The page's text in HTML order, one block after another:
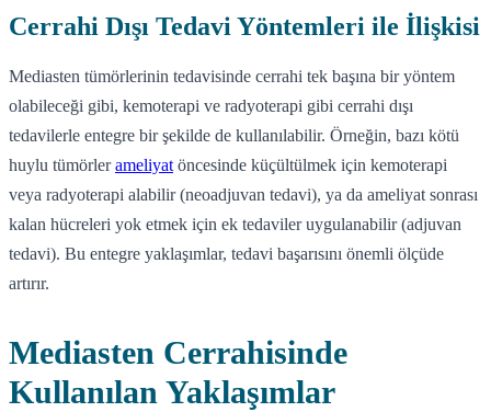
Cerrahi Dışı Tedavi Yöntemleri ile İlişkisi
Mediasten tümörlerinin tedavisinde cerrahi tek başına bir yöntem
olabileceği gibi, kemoterapi ve radyoterapi gibi cerrahi dışı
tedavilerle entegre bir şekilde de kullanılabilir. Örneğin, bazı kötü
huylu tümörlerameliyat öncesinde küçültülmek için kemoterapi
veya radyoterapi alabilir (neoadjuvan tedavi), ya da ameliyat sonrası
kalan hücreleri yok etmek için ek tedaviler uygulanabilir (adjuvan
tedavi). Bu entegre yaklaşımlar, tedavi başarısını önemli ölçüde
artırır.
Mediasten Cerrahisinde
Kullanılan Yaklaşımlar